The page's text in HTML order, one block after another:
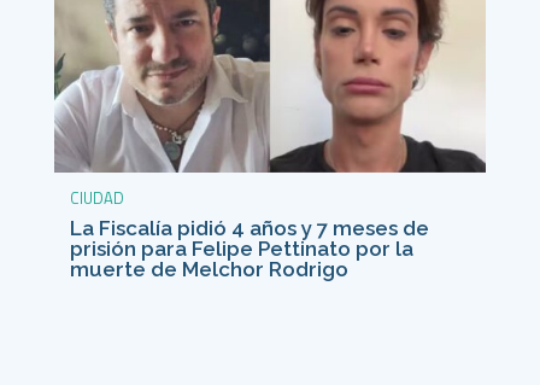
CIUDAD
La Fiscalía pidió 4 años y 7 meses de
prisión para Felipe Pettinato por la
muerte de Melchor Rodrigo